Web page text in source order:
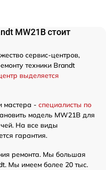
MW21B стоит
сервис-центров,
техники Brandt
выделяется
мастера - специалисты по
модель MW21B для
На все виды
гарантия.
ремонта. Мы большая
Мы имеем более 20 тыс.